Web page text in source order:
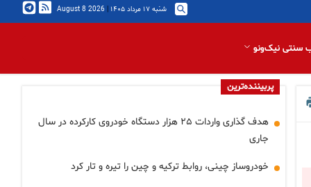
شنبه ۱۷ مرداد ۱۴۰۵ |
2026 August 8
سنتی نیک‌ونو
پربیننده‌ترین
هدف گذاری واردات ۲۵ هزار دستگاه خودروی کارکرده در سال
جاری
خودروساز چینی، روابط ترکیه و چین را تیره و تار کرد